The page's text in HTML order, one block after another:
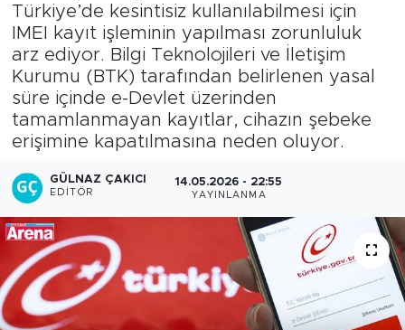
Türkiye’de kesintisiz kullanılabilmesi için
IMEI kayıt işleminin yapılması zorunluluk
arz ediyor. Bilgi Teknolojileri ve İletişim
Kurumu (BTK) tarafından belirlenen yasal
süre içinde e-Devlet üzerinden
tamamlanmayan kayıtlar, cihazın şebeke
erişimine kapatılmasına neden oluyor.
GÜLNAZ ÇAKICI
EDITÖR
14.05.2026 - 22:55
YAYINLANMA